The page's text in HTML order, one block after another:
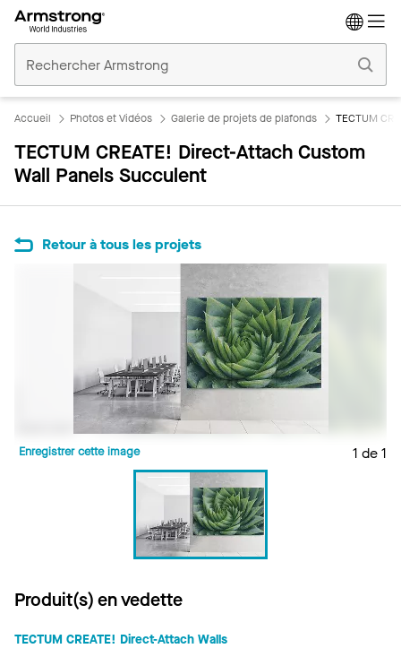
Plafonds
Commerciaux
Accueil Photos et Vidéos Galerie de projets de plafonds TECTUM
TECTUM CREATE! Direct-Attach Custom
Wall Panels Succulent
Retour à tous les projets
1 de 1
Enregistrer cette image
Produit(s) en vedette
TECTUM CREATE! Direct-Attach Walls